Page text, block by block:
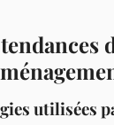
utilisées